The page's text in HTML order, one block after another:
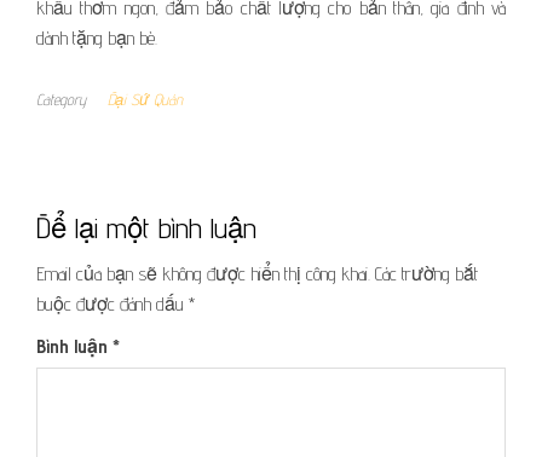
khẩu thơm ngon, đảm bảo chất lượng cho bản thân, gia đình và
dành tặng bạn bè.
Category Đại Sứ Quán
Để lại một bình luận
Email của bạn sẽ không được hiển thị công khai. Các trường bắt
buộc được đánh dấu *
Bình luận *